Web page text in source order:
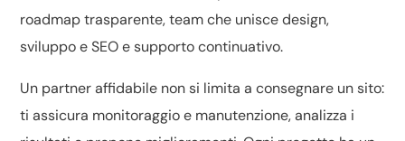
roadmap trasparente, team che unisce design,
sviluppo e SEO e supporto continuativo.
Un partner affidabile non si limita a consegnare un sito:
ti assicura monitoraggio e manutenzione, analizza i